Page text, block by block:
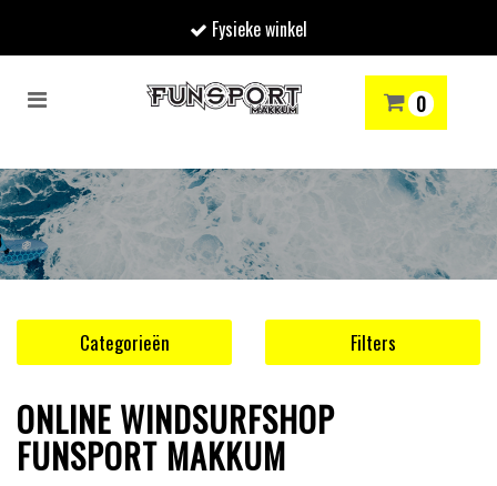
Fysieke winkel
Toggle
0
Winkelwagen
Uw winkelwagen is leeg.
SKIËN WINTERSPORTSHOP
Categorieën Filters
ONLINE WINDSURFSHOP
FUNSPORT MAKKUM